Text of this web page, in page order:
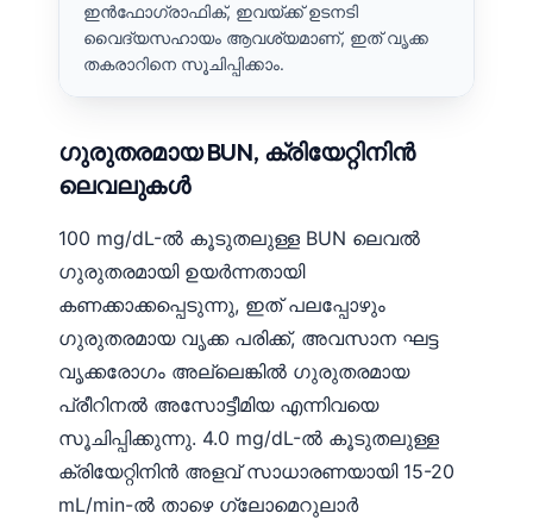
ഇൻഫോഗ്രാഫിക്, ഇവയ്ക്ക് ഉടനടി
വൈദ്യസഹായം ആവശ്യമാണ്, ഇത് വൃക്ക
തകരാറിനെ സൂചിപ്പിക്കാം.
ഗുരുതരമായ BUN, ക്രിയേറ്റിനിൻ
ലെവലുകൾ
100 mg/dL-ൽ കൂടുതലുള്ള BUN ലെവൽ
ഗുരുതരമായി ഉയർന്നതായി
കണക്കാക്കപ്പെടുന്നു, ഇത് പലപ്പോഴും
ഗുരുതരമായ വൃക്ക പരിക്ക്, അവസാന ഘട്ട
വൃക്കരോഗം അല്ലെങ്കിൽ ഗുരുതരമായ
പ്രീറിനൽ അസോട്ടീമിയ എന്നിവയെ
സൂചിപ്പിക്കുന്നു. 4.0 mg/dL-ൽ കൂടുതലുള്ള
ക്രിയേറ്റിനിൻ അളവ് സാധാരണയായി 15-20
mL/min-ൽ താഴെ ഗ്ലോമെറുലാർ